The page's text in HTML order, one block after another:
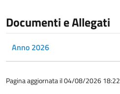
Documenti e Allegati
Anno 2026
Pagina aggiornata il 04/08/2026 18:22